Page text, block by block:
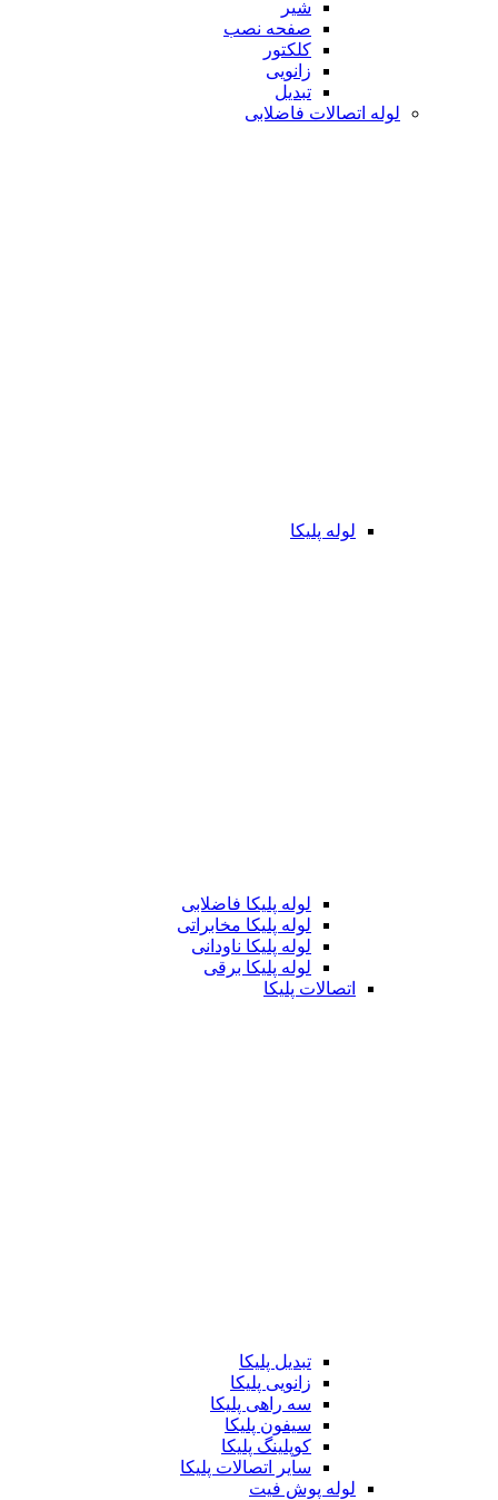
شیر
صفحه نصب
کلکتور
زانویی
تبدیل
لوله اتصالات فاضلابی
لوله پلیکا
لوله پلیکا فاضلابی
لوله پلیکا مخابراتی
لوله پلیکا ناودانی
لوله پلیکا برقی
اتصالات پلیکا
تبدیل پلیکا
زانویی پلیکا
سه راهی پلیکا
سیفون پلیکا
کوپلینگ پلیکا
سایر اتصالات پلیکا
لوله پوش فیت